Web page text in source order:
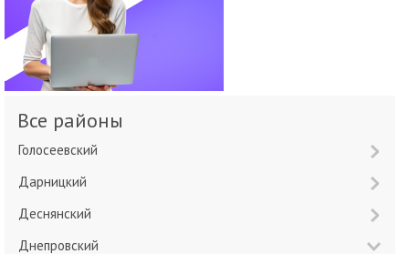
Все районы
Голосеевский
Дарницкий
Деснянский
Днепровский